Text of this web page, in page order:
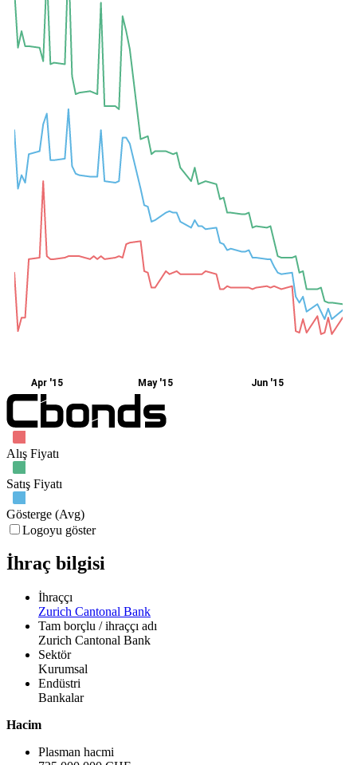
Apr '15 May '15 Jun '15
Alış Fiyatı
Satış Fiyatı
Gösterge (Avg)
Logoyu göster
İhraç bilgisi
İhraççı
Zurich Cantonal Bank
Tam borçlu / ihraççı adı
Zurich Cantonal Bank
Sektör
Kurumsal
Endüstri
Bankalar
Hacim
Plasman hacmi